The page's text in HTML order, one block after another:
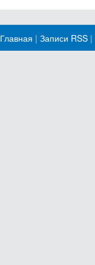
Главная | Записи RSS |